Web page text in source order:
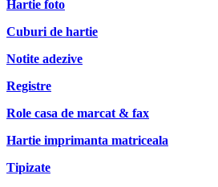
Hartie foto
Cuburi de hartie
Notite adezive
Registre
Role casa de marcat & fax
Hartie imprimanta matriceala
Tipizate